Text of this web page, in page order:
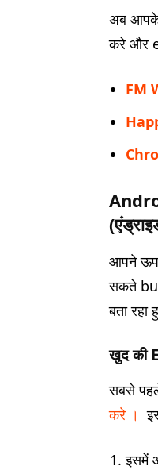
अब आपके
करे और
FM
(
आपने
सकते
बता
खुद की
सबसे
करे ।
इसमें